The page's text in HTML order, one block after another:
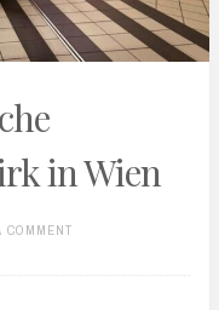
in Wien
COMMENT